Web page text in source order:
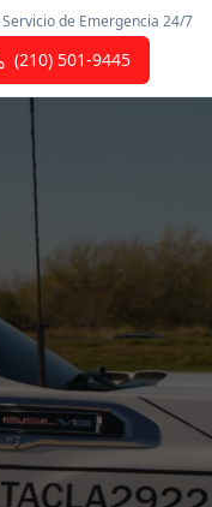
de Emergencia 24/7
(210) 501-9445